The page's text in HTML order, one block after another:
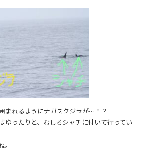
まれるようにナガスクジラが…！？
ゆったりと、むしろシャチに付いて行ってい